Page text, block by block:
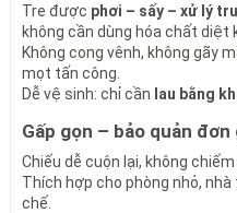
Chống mốc – chống mối mọt
Bền bỉ theo năm tháng, không
Vệ sinh cũngquá đơn giản:
thoáng gió. Không giữ mùi,
Gấp lại – cất vào góc tủ chỉ
4. Lý Do Chiếu Trúc Lan
Việt Nam
Hàng tháng, Lan Lan đưa ra
giá tốt
Tre được phơi – sấy – xử lý
không cần dùng hóa chất diệt
Không cong vênh, không gãy
mọt tấn công.
Dễ vệ sinh: chỉ cần lau bằng
Gấp gọn – bảo quản đơn
Chiếu dễ cuộn lại, không
Thích hợp cho phòng nhỏ,
chế.